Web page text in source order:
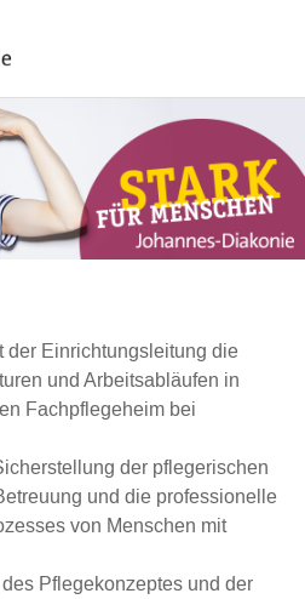
der Einrichtungsleitung die
und Arbeitsabläufen in
Fachpflegeheim bei
der pflegerischen
und die professionelle
von Menschen mit
Pflegekonzeptes und der